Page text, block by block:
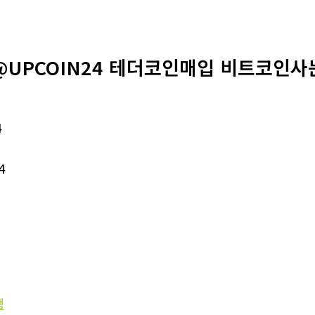
테더코인매입 비트코인